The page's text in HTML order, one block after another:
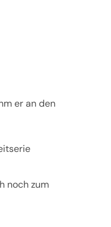
er an den
noch zum